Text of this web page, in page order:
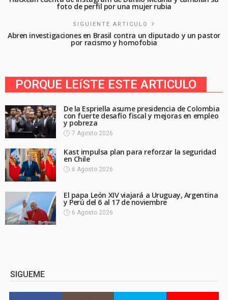
foto de perfil por una mujer rubia
SIGUIENTE ARTICULO
Abren investigaciones en Brasil contra un diputado y un pastor
por racismo y homofobia
PORQUE LEíSTE ESTE ARTICULO
De la Espriella asume presidencia de Colombia
con fuerte desafío fiscal y mejoras en empleo
y pobreza
7 Agosto 2026
Kast impulsa plan para reforzar la seguridad
en Chile
6 Agosto 2026
El papa León XIV viajará a Uruguay, Argentina
y Perú del 6 al 17 de noviembre
6 Agosto 2026
SIGUEME